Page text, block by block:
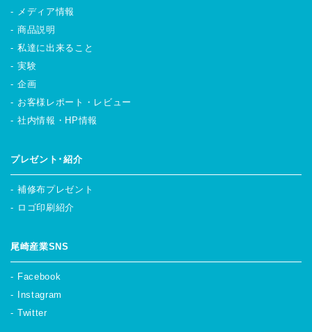
メディア情報
商品説明
私達に出来ること
実験
企画
お客様レポート・レビュー
社内情報・HP情報
プレゼント･紹介
補修布プレゼント
ロゴ印刷紹介
尾崎産業SNS
Facebook
Instagram
Twitter